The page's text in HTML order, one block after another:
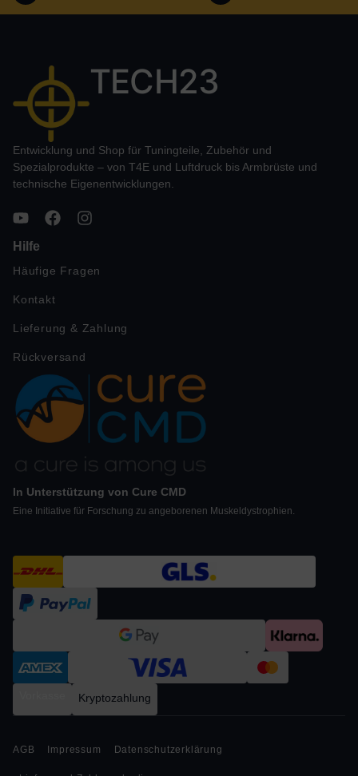
TECH23
Entwicklung und Shop für Tuningteile, Zubehör und
Spezialprodukte – von T4E und Luftdruck bis Armbrüste und
technische Eigenentwicklungen.
Hilfe
Häufige Fragen
Kontakt
Lieferung & Zahlung
Rückversand
In Unterstützung von Cure CMD
Eine Initiative für Forschung zu angeborenen Muskeldystrophien.
Kryptozahlung
AGB Impressum Datenschutzerklärung